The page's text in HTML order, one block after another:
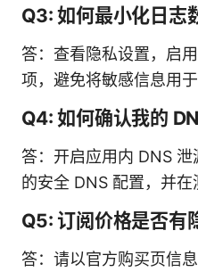
Q3: 如何最小化日志
答：查看隐私设置，启
项，避免将敏感信息用于
Q4: 如何确认我的
答：开启应用内 DNS
的安全 DNS 配置，并在
Q5: 订阅价格是否有
答：请以官方购买页信